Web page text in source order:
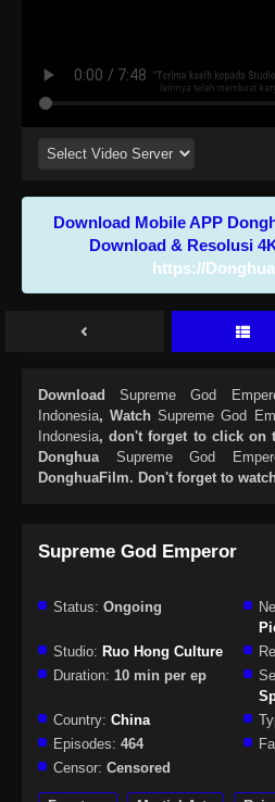
Download Mobile APP
Download & Resolusi
https://
DownloadSupreme God
Indonesia, WatchSupreme God
Indonesia, don't forget to click on
Donghua Supreme God
DonghuaFilm. Don't forget to
Supreme God Emperor
Status: Ongoing
Studio: Ruo Hong Culture
Duration: 10 min per ep
Country: China
Episodes: 464
Censor: Censored